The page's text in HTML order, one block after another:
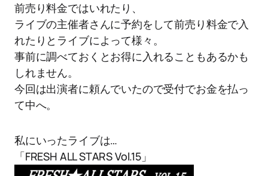
前売り料金ではいれたり、
ライブの主催者さんに予約をして前売り料金で入
れたりとライブによって様々。
事前に調べておくとお得に入れることもあるかも
しれません。
今回は出演者に頼んでいたので受付でお金を払っ
て中へ。
私にいったライブは…
「FRESH ALL STARS Vol.15」